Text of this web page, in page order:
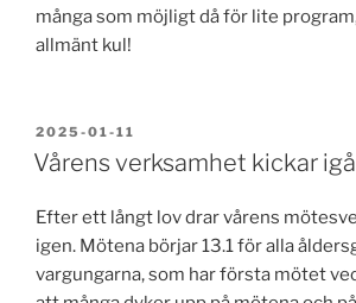
många som möjligt då för lite
allmänt kul!
PUBLICERAT
2025-01-11
Vårens verksamhet kickar
Efter ett långt lov drar vårens
igen. Mötena börjar 13.1 för alla
vargungarna, som har första mötet